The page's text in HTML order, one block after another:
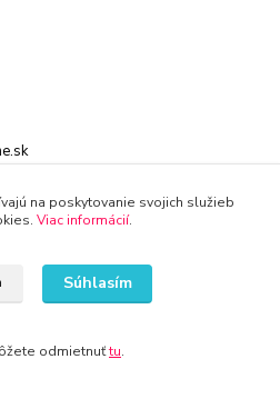
na poskytovanie svojich služieb
Viac informácií.
Súhlasím
odmietnuťtu.